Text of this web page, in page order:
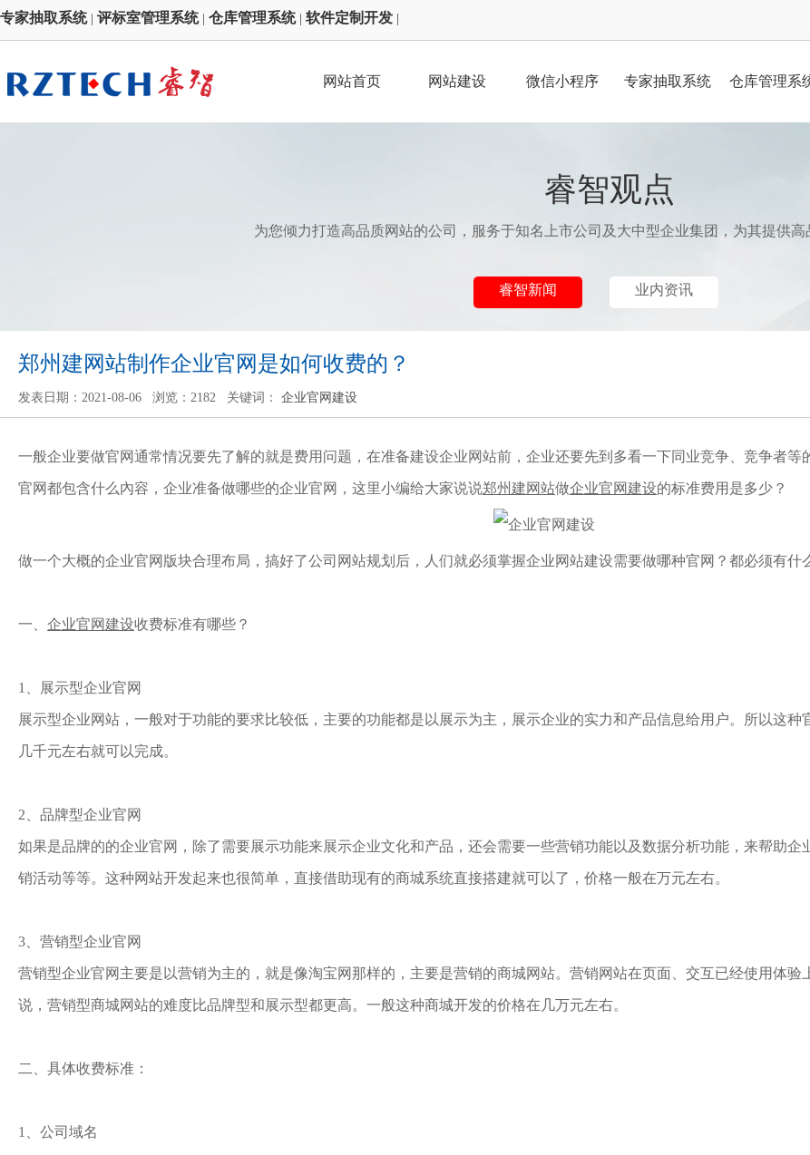
专家抽取系统| 评标室管理系统| 仓库管理系统| 软件定制开发
网站首页 网站建设 微信小程序 专家抽取系统 仓库管理系
睿智观点
为您倾力打造高品质网站的公司，服务于知名上市公司及大中型企业集团，为其提供
睿智新闻 业内资讯
郑州建网站制作企业官网是如何收费的？
发表日期：2021-08-06 浏览：2182 关键词： 企业官网建设
一般企业要做官网通常情况要先了解的就是费用问题，在准备建设企业网站前，企业还要先到多看一下同业竞争、竞争者等
官网都包含什么內容，企业准备做哪些的企业官网，这里小编给大家说说郑州建网站做企业官网建设的标准费用是多少？
做一个大概的企业官网版块合理布局，搞好了公司网站规划后，人们就必须掌握企业网站建设需要做哪种官网？都必须有什
一、 企业官网建设收费标准有哪些？
1、展示型企业官网
展示型企业网站，一般对于功能的要求比较低，主要的功能都是以展示为主，展示企业的实力和产品信息给用户。所以这
几千元左右就可以完成。
2、品牌型企业官网
如果是品牌的的企业官网，除了需要展示功能来展示企业文化和产品，还会需要一些营销功能以及数据分析功能，来帮助
销活动等等。这种网站开发起来也很简单，直接借助现有的商城系统直接搭建就可以了，价格一般在万元左右。
3、营销型企业官网
营销型企业官网主要是以营销为主的，就是像淘宝网那样的，主要是营销的商城网站。营销网站在页面、交互已经使用体
说，营销型商城网站的难度比品牌型和展示型都更高。一般这种商城开发的价格在几万元左右。
二、具体收费标准：
1、公司域名